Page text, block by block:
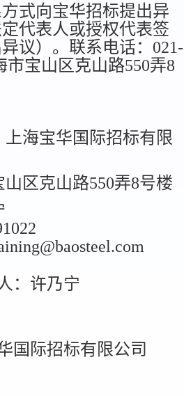
式向宝华招标提出异
代表人或授权代表签
议）。联系电话：021-
市宝山区克山路550弄8
海宝华国际招标有限
区克山路550弄8号楼
：许乃宁
国际招标有限公司